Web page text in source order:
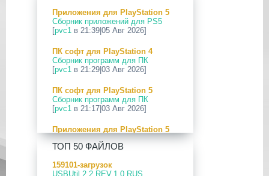
24 Апр 2026
[PS5] Программное Обеспечение
26.03-13.20.00 для PlayStation 5
12 Апр 2026
[PS Portal] Программное
Обеспечение 7.0.2 для PS Portal
09 Апр 2026
[PS3|CFW] webMAN MOD
v1.47.48p
29 Мар 2026
[PS3] PS3HEN v3.5.0
19 Мар 2026
[PS Portal] Программное
Приложения для PlayStation 5
Сборник приложений для PS5
[pvc1 в 21:39|05 Авг 2026]
ПК софт для PlayStation 4
Сборник программ для ПК
[pvc1 в 21:29|03 Авг 2026]
ПК софт для PlayStation 5
Сборник программ для ПК
[pvc1 в 21:17|03 Авг 2026]
Приложения для PlayStation 5
PS5 Payload websrv v0.34
[pvc1 в 09:02|03 Авг 2026]
Приложения для PlayStation 5
ТОП 50 ФАЙЛОВ
159101-загрузок
USBUtil 2.2 REV.1.0 RUS